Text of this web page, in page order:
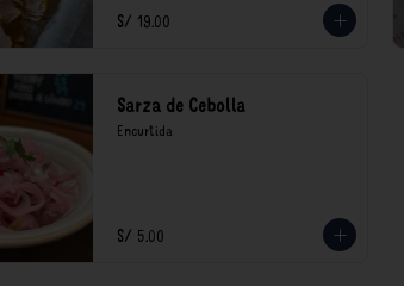
soles e incluyen impuestos de ley y
recargo al consumo.
S/ 19.00
Sarza de Cebolla
Encurtida
S/ 5.00